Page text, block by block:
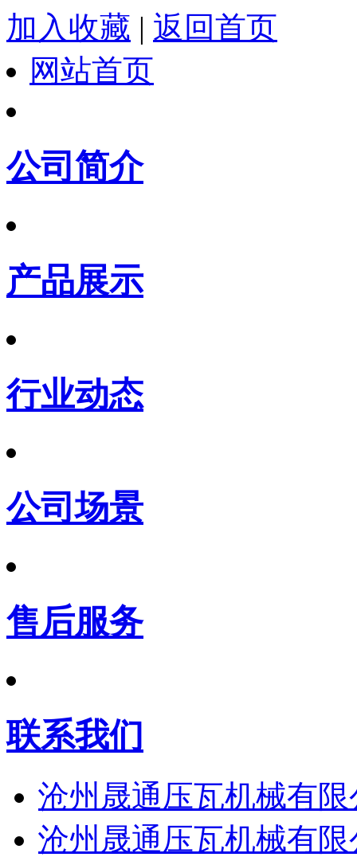
加入收藏 | 返回首页
网站首页
公司简介
产品展示
行业动态
公司场景
售后服务
联系我们
沧州晟通压瓦机械有限
沧州晟通压瓦机械有限